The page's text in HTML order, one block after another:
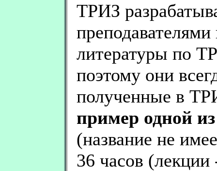
ТРИЗ
литературы по
поэтому они
полученные в
пример одной
(название не
36 часов